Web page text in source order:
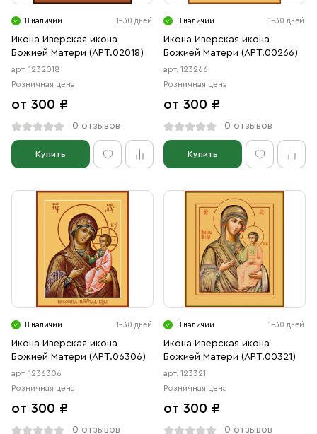
Свечи
Ювелирные изделия
В наличии 1-30 дней
Икона Иверская икона
Божией Матери (АРТ.02018)
арт. 1232018
Розничная цена
от 300 ₽
0 отзывов
Купить
В наличии 1-30 дней
Икона Иверская икона
Божией Матери (АРТ.00266)
арт. 123266
Розничная цена
от 300 ₽
0 отзывов
Купить
В наличии 1-30 дней
Икона Иверская икона
Божией Матери (АРТ.06306)
арт. 1236306
Розничная цена
от 300 ₽
0 отзывов
В наличии 1-30 дней
Икона Иверская икона
Божией Матери (АРТ.00321)
арт. 123321
Розничная цена
от 300 ₽
0 отзывов